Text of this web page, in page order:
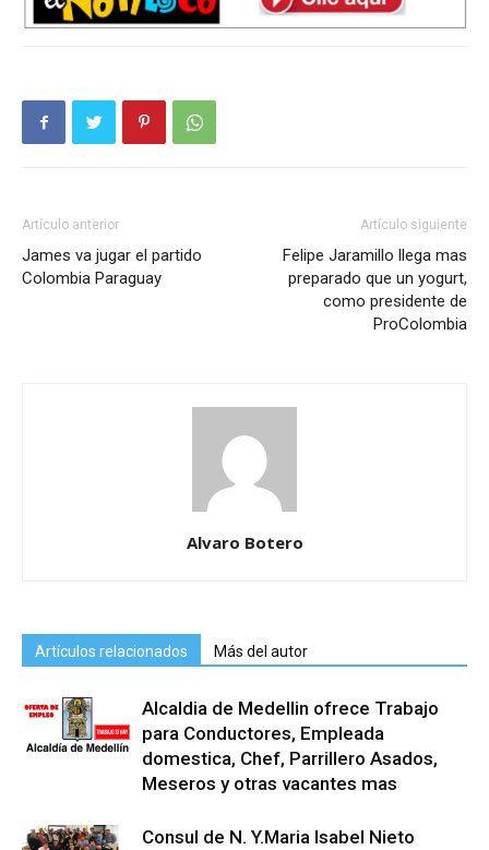
Artículo anterior
James va jugar el partido
Colombia Paraguay
Artículo siguiente
Felipe Jaramillo llega mas
preparado que un yogurt,
como presidente de
ProColombia
Alvaro Botero
Artículos relacionados Más del autor
Alcaldia de Medellin ofrece Trabajo
para Conductores, Empleada
domestica, Chef, Parrillero Asados,
Meseros y otras vacantes mas
Consul de N. Y.Maria Isabel Nieto